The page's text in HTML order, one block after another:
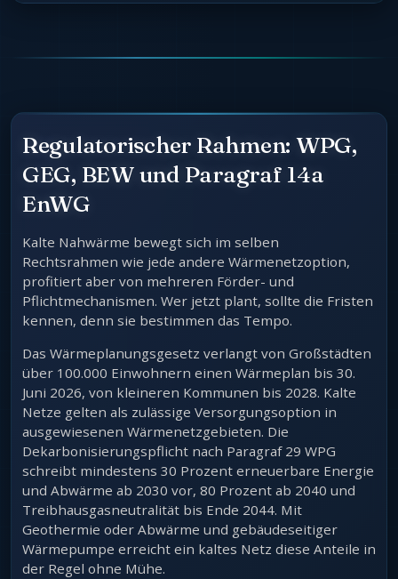
Regulatorischer Rahmen: WPG,
GEG, BEW und Paragraf 14a
EnWG
Kalte Nahwärme bewegt sich im selben
Rechtsrahmen wie jede andere Wärmenetzoption,
profitiert aber von mehreren Förder- und
Pflichtmechanismen. Wer jetzt plant, sollte die Fristen
kennen, denn sie bestimmen das Tempo.
Das Wärmeplanungsgesetz verlangt von Großstädten
über 100.000 Einwohnern einen Wärmeplan bis 30.
Juni 2026, von kleineren Kommunen bis 2028. Kalte
Netze gelten als zulässige Versorgungsoption in
ausgewiesenen Wärmenetzgebieten. Die
Dekarbonisierungspflicht nach Paragraf 29 WPG
schreibt mindestens 30 Prozent erneuerbare Energie
und Abwärme ab 2030 vor, 80 Prozent ab 2040 und
Treibhausgasneutralität bis Ende 2044. Mit
Geothermie oder Abwärme und gebäudeseitiger
Wärmepumpe erreicht ein kaltes Netz diese Anteile in
der Regel ohne Mühe.